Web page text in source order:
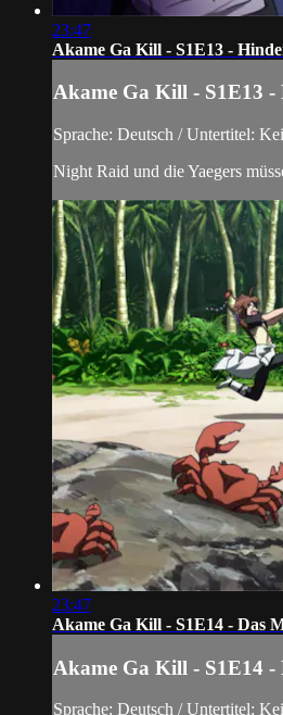
23:47
Akame Ga Kill - S1E13 -
Akame Ga Kill - S1E13 -
Sprache: Deutsch / Untertitel:
Night Raid und die Yaegers
23:47
Akame Ga Kill - S1E14 - Das
Akame Ga Kill - S1E14 -
Sprache: Deutsch / Untertitel: